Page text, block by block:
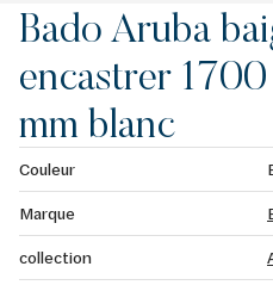
Bado Aruba
encastrer
mm blanc
Couleur
Marque
collection